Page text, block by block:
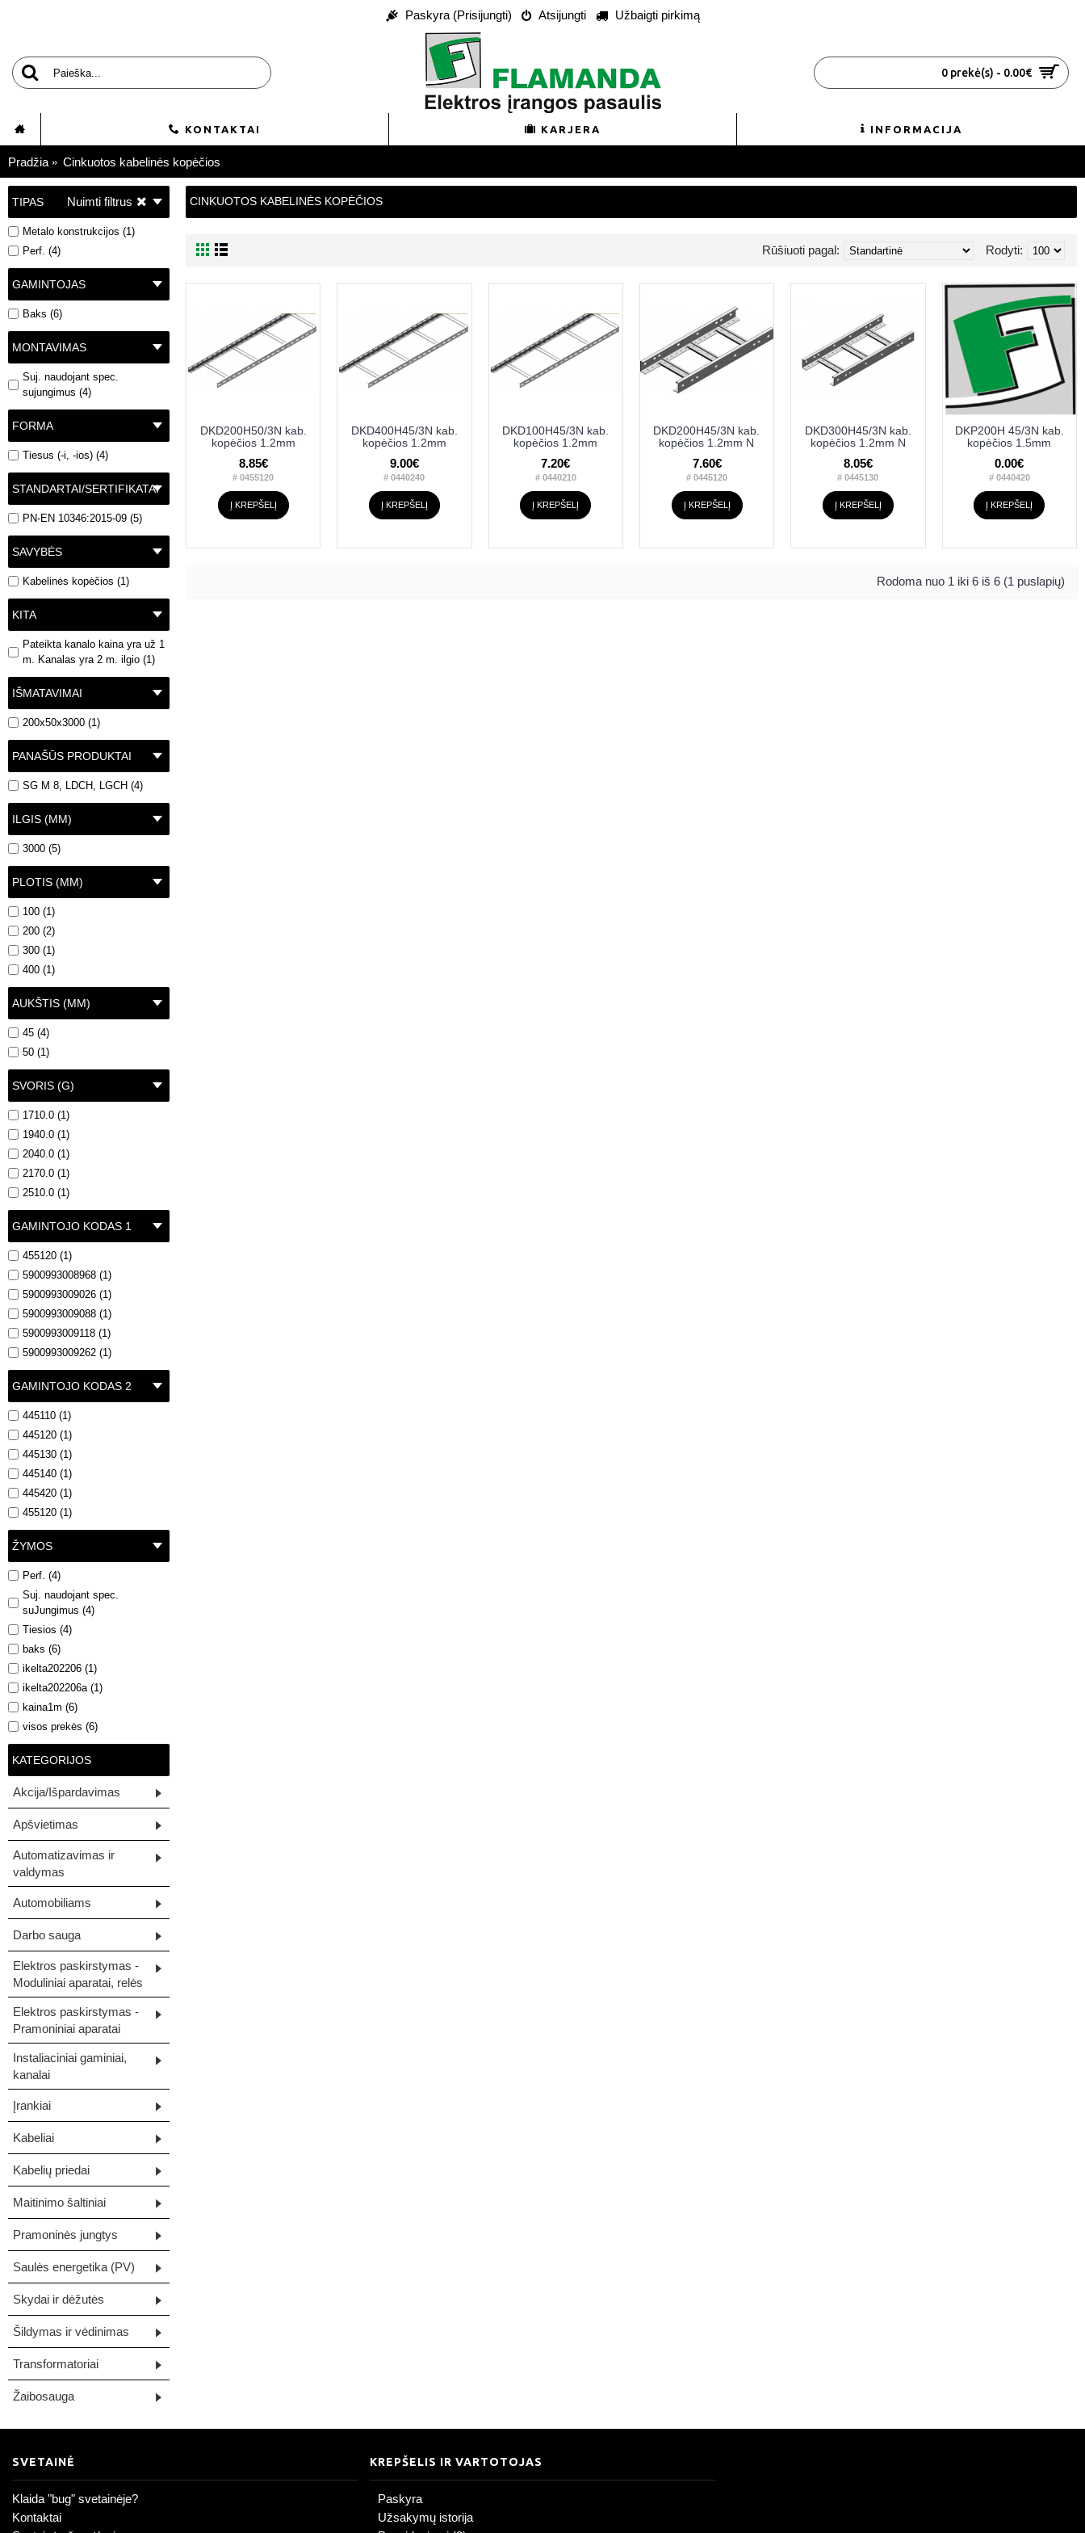
Paskyra (Prisijungti) Atsijungti Užbaigti pirkimą
0 prekė(s) - 0.00€
KONTAKTAI KARJERA INFORMACIJA
Pradžia Cinkuotos kabelinės kopėčios
Nuimti filtrus
TIPAS
Metalo konstrukcijos (1)
Perf. (4)
GAMINTOJAS
Baks (6)
MONTAVIMAS
Suj. naudojant spec.
sujungimus (4)
FORMA
Tiesus (-i, -ios) (4)
STANDARTAI/SERTIFIKATAI
PN-EN 10346:2015-09 (5)
SAVYBĖS
Kabelinės kopėčios (1)
KITA
Pateikta kanalo kaina yra už 1
m. Kanalas yra 2 m. ilgio (1)
IŠMATAVIMAI
200x50x3000 (1)
PANAŠŪS PRODUKTAI
SG M 8, LDCH, LGCH (4)
ILGIS (MM)
3000 (5)
PLOTIS (MM)
100 (1)
200 (2)
300 (1)
400 (1)
AUKŠTIS (MM)
45 (4)
50 (1)
SVORIS (G)
1710.0 (1)
1940.0 (1)
2040.0 (1)
2170.0 (1)
2510.0 (1)
GAMINTOJO KODAS 1
455120 (1)
5900993008968 (1)
5900993009026 (1)
5900993009088 (1)
5900993009118 (1)
5900993009262 (1)
GAMINTOJO KODAS 2
445110 (1)
445120 (1)
445130 (1)
445140 (1)
445420 (1)
455120 (1)
ŽYMOS
Perf. (4)
Suj. naudojant spec.
suJungimus (4)
Tiesios (4)
baks (6)
ikelta202206 (1)
ikelta202206a (1)
kaina1m (6)
visos prekės (6)
KATEGORIJOS
Akcija/Išpardavimas
Apšvietimas
Automatizavimas ir
valdymas
Automobiliams
Darbo sauga
Elektros paskirstymas -
Moduliniai aparatai, relės
Elektros paskirstymas -
Pramoniniai aparatai
Instaliaciniai gaminiai,
kanalai
Įrankiai
Kabeliai
Kabelių priedai
Maitinimo šaltiniai
Pramoninės jungtys
Saulės energetika (PV)
Skydai ir dėžutės
Šildymas ir vėdinimas
Transformatoriai
Žaibosauga
CINKUOTOS KABELINĖS KOPĖČIOS
Rodyti:
Rūšiuoti pagal:
DKD200H50/3N kab.
kopėčios 1.2mm
8.85€
# 0455120
Į KREPŠELĮ
DKD400H45/3N kab.
kopėčios 1.2mm
9.00€
# 0440240
Į KREPŠELĮ
DKD100H45/3N kab.
kopėčios 1.2mm
7.20€
# 0440210
Į KREPŠELĮ
DKD200H45/3N kab.
kopėčios 1.2mm N
7.60€
# 0445120
Į KREPŠELĮ
DKD300H45/3N kab.
kopėčios 1.2mm N
8.05€
# 0445130
Į KREPŠELĮ
DKP200H 45/3N kab.
kopėčios 1.5mm
0.00€
# 0440420
Į KREPŠELĮ
Rodoma nuo 1 iki 6 iš 6 (1 puslapių)
SVETAINĖ
Klaida "bug" svetainėje?
Kontaktai
KREPŠELIS IR VARTOTOJAS
Paskyra
Užsakymų istorija